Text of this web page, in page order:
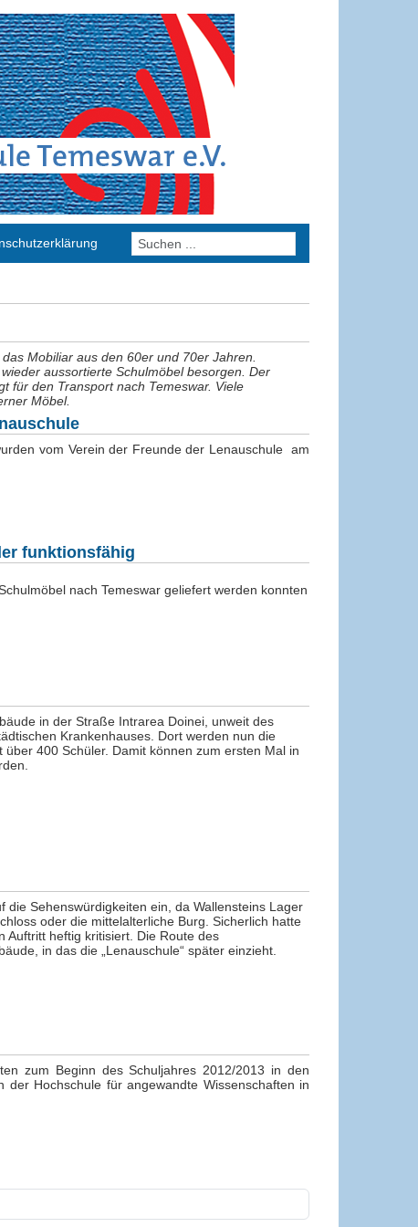
Mobiliar aus den 60er und 70er Jahren.
aussortierte Schulmöbel besorgen. Der
für den Transport nach Temeswar. Viele
Möbel.
vom Verein der Freunde der Lenauschule am
funktionsfähig
nach Temeswar geliefert werden konnten
in der Straße Intrarea Doinei, unweit des
Krankenhauses. Dort werden nun die
400 Schüler. Damit können zum ersten Mal in
Sehenswürdigkeiten ein, da Wallensteins Lager
oder die mittelalterliche Burg. Sicherlich hatte
Auftritt heftig kritisiert. Die Route des
in das die „Lenauschule“ später einzieht.
zum Beginn des Schuljahres 2012/2013 in den
Hochschule für angewandte Wissenschaften in